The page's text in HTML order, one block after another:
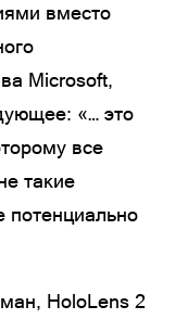
вместо
Microsoft,
«… это
все
такие
потенциально
HoloLens 2